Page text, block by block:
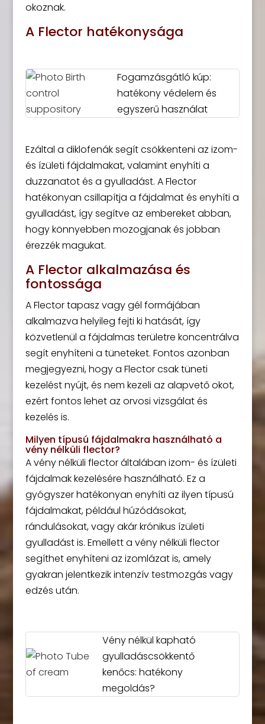
okoznak.
A Flector hatékonysága
Fogamzásgátló kúp:
hatékony védelem és
egyszerű használat
Ezáltal a diklofenák segít csökkenteni az izom-
és ízületi fájdalmakat, valamint enyhíti a
duzzanatot és a gyulladást. A Flector
hatékonyan csillapítja a fájdalmat és enyhíti a
gyulladást, így segítve az embereket abban,
hogy könnyebben mozogjanak és jobban
érezzék magukat.
A Flector alkalmazása és
fontossága
A Flector tapasz vagy gél formájában
alkalmazva helyileg fejti ki hatását, így
közvetlenül a fájdalmas területre koncentrálva
segít enyhíteni a tüneteket. Fontos azonban
megjegyezni, hogy a Flector csak tüneti
kezelést nyújt, és nem kezeli az alapvető okot,
ezért fontos lehet az orvosi vizsgálat és
kezelés is.
Milyen típusú fájdalmakra használható a
vény nélküli flector?
A vény nélküli flector általában izom- és ízületi
fájdalmak kezelésére használható. Ez a
gyógyszer hatékonyan enyhíti az ilyen típusú
fájdalmakat, például húzódásokat,
rándulásokat, vagy akár krónikus ízületi
gyulladást is. Emellett a vény nélküli flector
segíthet enyhíteni az izomlázat is, amely
gyakran jelentkezik intenzív testmozgás vagy
edzés után.
Vény nélkül kapható
gyulladáscsökkentő
kenőcs: hatékony
megoldás?